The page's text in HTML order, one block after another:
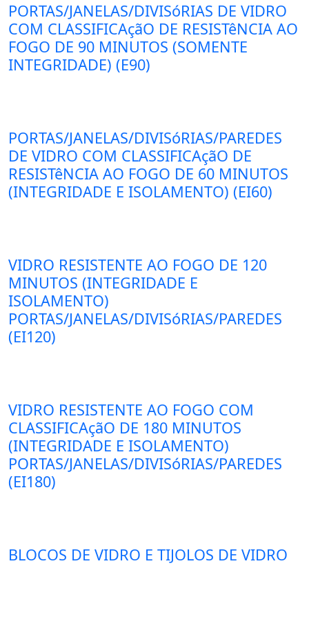
PORTAS/JANELAS/DIVISóRIAS DE VIDRO
COM CLASSIFICAçãO DE RESISTêNCIA AO
FOGO DE 90 MINUTOS (SOMENTE
INTEGRIDADE) (E90)
PORTAS/JANELAS/DIVISóRIAS/PAREDES
DE VIDRO COM CLASSIFICAçãO DE
RESISTêNCIA AO FOGO DE 60 MINUTOS
(INTEGRIDADE E ISOLAMENTO) (EI60)
VIDRO RESISTENTE AO FOGO DE 120
MINUTOS (INTEGRIDADE E
ISOLAMENTO)
PORTAS/JANELAS/DIVISóRIAS/PAREDES
(EI120)
VIDRO RESISTENTE AO FOGO COM
CLASSIFICAçãO DE 180 MINUTOS
(INTEGRIDADE E ISOLAMENTO)
PORTAS/JANELAS/DIVISóRIAS/PAREDES
(EI180)
BLOCOS DE VIDRO E TIJOLOS DE VIDRO